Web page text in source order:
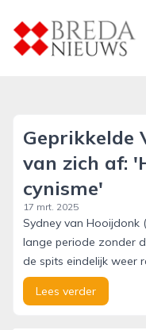
breda-nieuws.nl
Geprikkelde
van zich af:
cynisme'
17 mrt. 2025
Sydney van Hooijdonk
lange periode zonder
de spits eindelijk weer
Lees verder